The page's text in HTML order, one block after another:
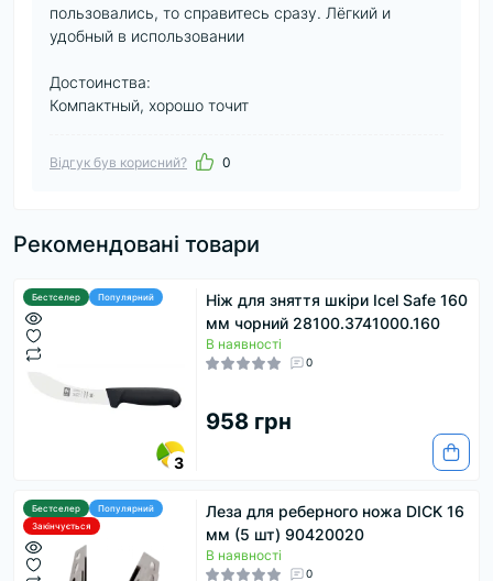
пользовались, то справитесь сразу. Лёгкий и
удобный в использовании
Достоинства:
Компактный, хорошо точит
Відгук був корисний? 0
Рекомендовані товари
Бестселер Популярний
3
Ніж для зняття шкіри Icel Safe 160
мм чорний 28100.3741000.160
В наявності
0
958 грн
Бестселер
Популярний
Закінчується
Леза для реберного ножа DICK 16
мм (5 шт) 90420020
В наявності
0